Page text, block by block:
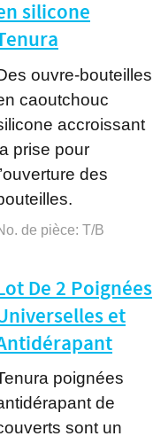
silicone
ouvre-bouteilles
caoutchouc
accroissant
prise pour
des
de pièce: T/B
De 2 Poignées
et
poignées
de
sont un